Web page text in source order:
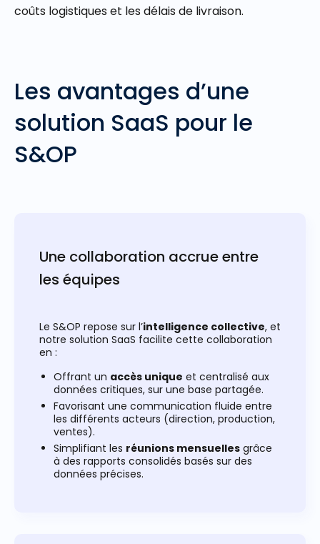
coûts logistiques et les délais de livraison.
Les avantages d’une
solution SaaS pour le
S&OP
Une collaboration accrue entre
les équipes
Le S&OP repose sur l’intelligence collective, et
notre solution SaaS facilite cette collaboration
en :
Offrant un accès unique et centralisé aux
données critiques, sur une base partagée.
Favorisant une communication fluide entre
les différents acteurs (direction, production,
ventes).
Simplifiant les réunions mensuelles grâce
à des rapports consolidés basés sur des
données précises.